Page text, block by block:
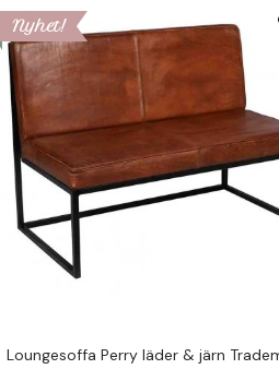
Nyhet!
Loungesoffa Perry läder & järn